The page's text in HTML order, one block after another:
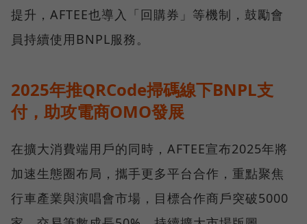
提升，AFTEE也導入「回購券」等機制，鼓勵會
員持續使用BNPL服務。
2025年推QRCode掃碼線下BNPL支
付，助攻電商OMO發展
在擴大消費端用戶的同時，AFTEE宣布2025年將
加速生態圈布局，攜手更多平台合作，重點聚焦
行車產業與演唱會市場，目標合作商戶突破5000